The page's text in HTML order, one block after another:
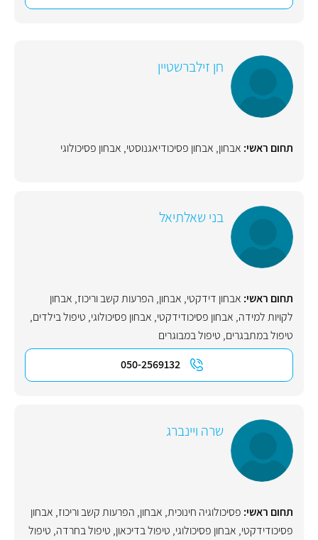
חן זילברשטיין
תחום ראשי: אבחון, אבחון פסיכודיאגנוסטי, אבחון פסיכולוגי
בני שאלתיאל
תחום ראשי: אבחון דידקטי, אבחון, הפרעות קשב וריכוז, אבחון
לקויות למידה, אבחון פסיכודידקטי, אבחון פסיכולוגי, טיפול בילדים,
טיפול במתבגרים, טיפול במבוגרים
050-2569132
שרה ויינברג
תחום ראשי: פסיכולוגיה חינוכית, אבחון, הפרעות קשב וריכוז, אבחון
פסיכודידקטי, אבחון פסיכולוגי, טיפול בדיכאון, טיפול בחרדה, טיפול